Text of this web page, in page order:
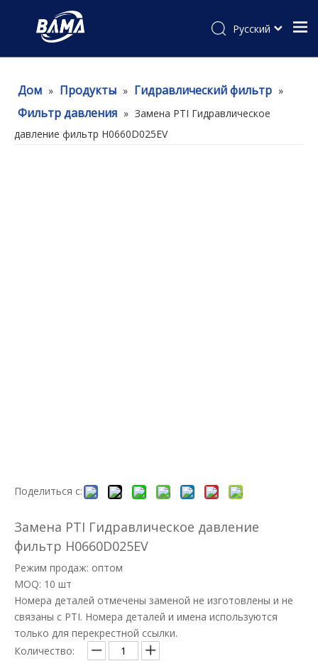
Pусский
Дом » Продукты » Гидравлический фильтр »
Фильтр давления » Замена PTI Гидравлическое
давление фильтр H0660D025EV
Поделиться с:
Замена PTI Гидравлическое давление
фильтр H0660D025EV
Режим продаж: оптом
MOQ: 10 шт
Номера деталей отмечены заменой не изготовлены и не
связаны с PTI. Номера деталей и имена используются
только для перекрестной ссылки.
Количество: